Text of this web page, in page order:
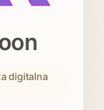
digitalna